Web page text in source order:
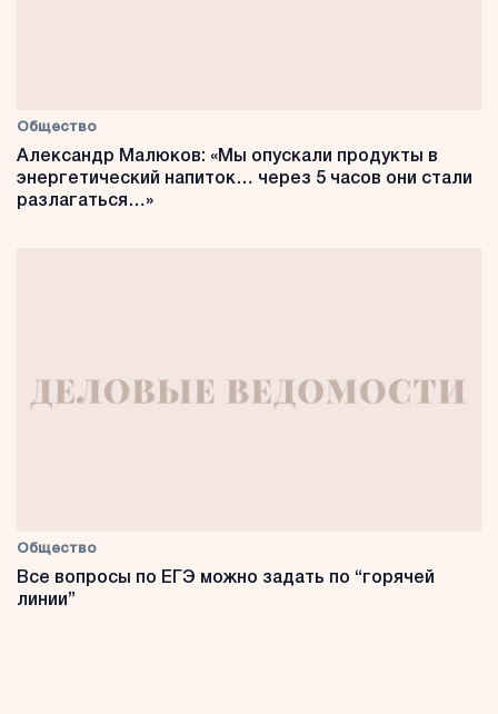
Общество
Александр Малюков: «Мы опускали продукты в
энергетический напиток… через 5 часов они стали
разлагаться…»
Общество
Все вопросы по ЕГЭ можно задать по “горячей
линии”